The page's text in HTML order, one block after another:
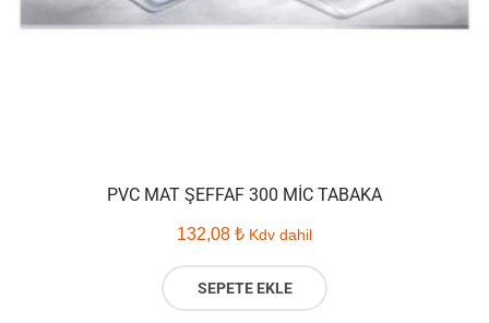
PVC MAT ŞEFFAF 300 MIC TABAKA
132,08 ₺ Kdv dahil
SEPETE EKLE